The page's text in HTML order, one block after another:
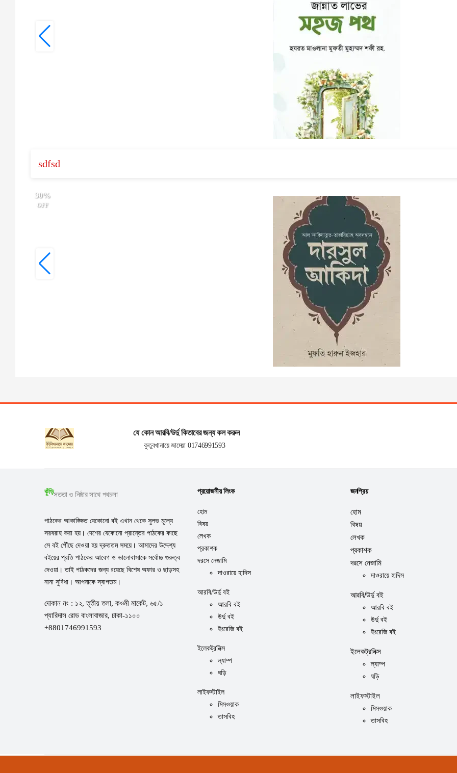
sdfsd
৳ 200৳ 140
30%
OFF
যে কোন আরবি/উর্দু কিতাবের জন্য কল করুন
কুতুবখানায়ে জামেয়া 01746991593
কুঁড়িসততা ও নিষ্ঠার সাথে পথচলা
পাঠকের আকাঙ্ক্ষিত যেকোনো বই এখান থেকে সুলভ মূল্যে
সরবরাহ করা হয়। দেশের যেকোনো প্রান্তের পাঠকের কাছে
সে বই পৌঁছে দেওয়া হয় দ্রুততম সময়ে। আমাদের উদ্দেশ্য
বইয়ের প্রতি পাঠকের আবেগ ও ভালোবাসাকে সর্বোচ্চ গুরুত্ব
দেওয়া। তাই পাঠকদের জন্য রয়েছে বিশেষ অফার ও ছাড়সহ
নানা সুবিধা। আপনাকে স্বাগতম।
দোকান নং : ১২, তৃতীয় তলা, কওমী মার্কেট, ৬৫/১
প্যারিদাস রোড বাংলাবাজার, ঢাকা-১১০০
+8801746991593
প্রয়োজনীয় লিংক
হোম
বিষয়
লেখক
প্রকাশক
দরসে নেজামি
দাওরায়ে হাদিস
আরবি/উর্দু বই
আরবি বই
উর্দু বই
ইংরেজি বই
ইলেকট্রনিক্স
ল্যাম্প
ঘড়ি
লাইফস্টাইল
মিসওয়াক
তাসবিহ
জনপ্রিয়
হোম
বিষয়
লেখক
প্রকাশক
দরসে নেজামি
দাওরায়ে হাদিস
আরবি/উর্দু বই
আরবি বই
উর্দু বই
ইংরেজি বই
ইলেকট্রনিক্স
ল্যাম্প
ঘড়ি
লাইফস্টাইল
মিসওয়াক
তাসবিহ